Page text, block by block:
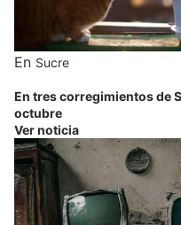
En Sucre
En tres corregimientos de
octubre
Ver noticia